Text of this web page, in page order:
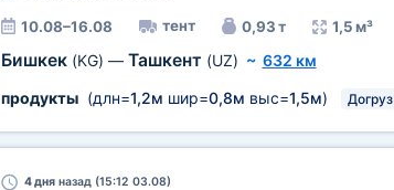
10.08–16.08 тент 0,93 т 1,5 м³
Бишкек (KG) — Ташкент (UZ) ~ 632 км
продукты(длн=1,2м шир=0,8м выс=1,5м) Догруз
4 дняназад (15:12 03.08)